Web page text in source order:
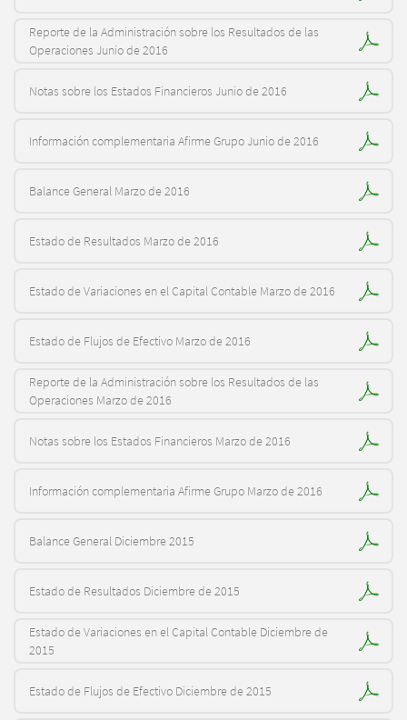
Reporte de la Administración sobre los Resultados de las
Operaciones Junio de 2016
Notas sobre los Estados Financieros Junio de 2016
Información complementaria Afirme Grupo Junio de 2016
Balance General Marzo de 2016
Estado de Resultados Marzo de 2016
Estado de Variaciones en el Capital Contable Marzo de 2016
Estado de Flujos de Efectivo Marzo de 2016
Reporte de la Administración sobre los Resultados de las
Operaciones Marzo de 2016
Notas sobre los Estados Financieros Marzo de 2016
Información complementaria Afirme Grupo Marzo de 2016
Balance General Diciembre 2015
Estado de Resultados Diciembre de 2015
Estado de Variaciones en el Capital Contable Diciembre de
2015
Estado de Flujos de Efectivo Diciembre de 2015